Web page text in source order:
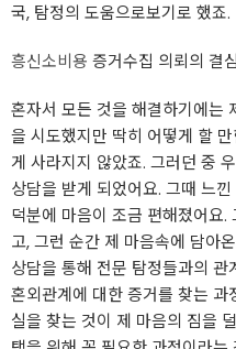
국, 탐정의 도움으로보기로 했죠.
흥신소비용 증거수집 의뢰의 결심
혼자서 모든 것을 해결하기에는
을 시도했지만 딱히 어떻게 할
게 사라지지 않았죠. 그러던 중
상담을 받게 되었어요. 그때 느
덕분에 마음이 조금 편해졌어요
고, 그런 순간 제 마음속에 담아
상담을 통해 전문 탐정들과의
혼외관계에 대한 증거를 찾는 과
실을 찾는 것이 제 마음의 짐을